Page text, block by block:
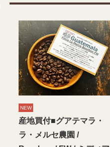
NEW
産地買付■グアテマラ・
ラ・メルセ農園 /